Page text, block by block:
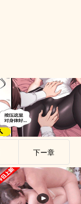
下ー章